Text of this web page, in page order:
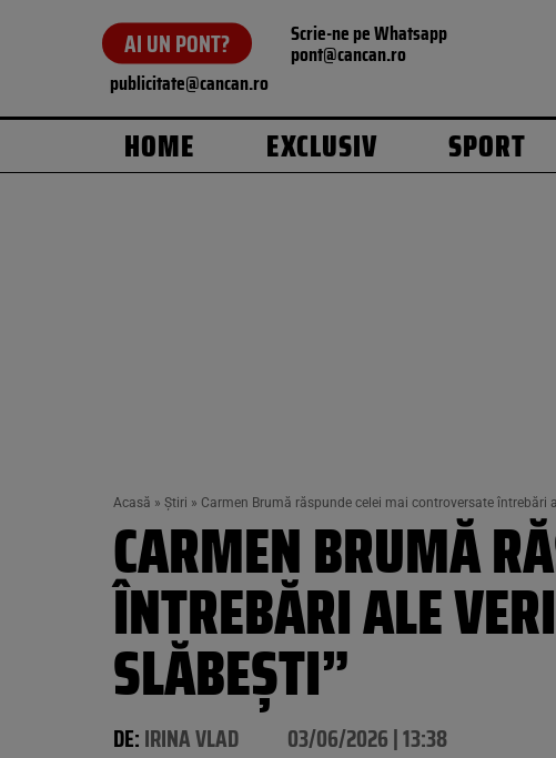
AI UN PONT? Scrie-ne pe Whatsapp
pont@cancan.ro
publicitate@cancan.ro
HOME EXCLUSIV SPORT
Acasă » Știri » Carmen Brumă răspunde celei mai controversate întrebări
CARMEN BRUMĂ
ÎNTREBĂRI ALE
SLĂBEȘTI”
DE:IRINA VLAD 03/06/2026 | 13:38